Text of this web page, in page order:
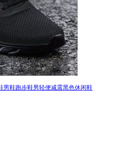
男鞋跑步鞋男轻便减震黑色休闲鞋